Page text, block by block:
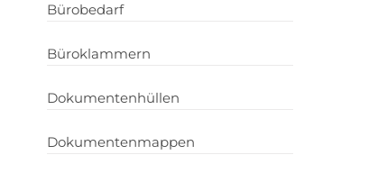
Bürobedarf
Büroklammern
Dokumentenhüllen
Dokumentenmappen